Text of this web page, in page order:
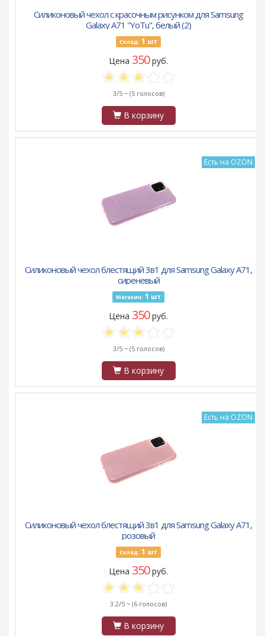
Силиконовый чехол с красочным рисунком для Samsung
Galaxy A71 "YoTu", белый (2)
Склад: 1 шт
Цена 350руб.
3/5 ~ (5 голосов)
В корзину
Есть на OZON
Силиконовый чехол блестящий 3в1 для Samsung Galaxy A71,
сиреневый
Магазин: 1 шт
Цена 350руб.
3/5 ~ (5 голосов)
В корзину
Есть на OZON
Силиконовый чехол блестящий 3в1 для Samsung Galaxy A71,
розовый
Склад: 1 шт
Цена 350руб.
3.2/5 ~ (6 голосов)
В корзину